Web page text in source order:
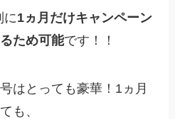
に1ヵ月だけキャンペーン
ため可能です！！
はとっても豪華！1ヵ月
も、